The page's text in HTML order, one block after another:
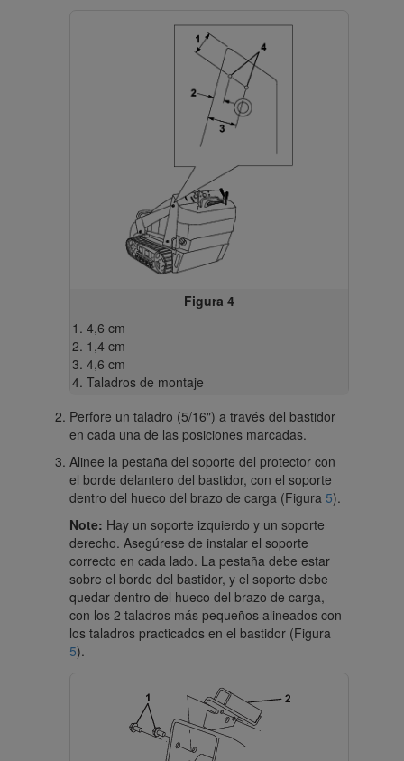
Figura 4
4,6 cm
1,4 cm
4,6 cm
Taladros de montaje
Perfore un taladro (5/16") a través del bastidor
en cada una de las posiciones marcadas.
Alinee la pestaña del soporte del protector con
el borde delantero del bastidor, con el soporte
dentro del hueco del brazo de carga (Figura5).
Note: Hay un soporte izquierdo y un soporte
derecho. Asegúrese de instalar el soporte
correcto en cada lado. La pestaña debe estar
sobre el borde del bastidor, y el soporte debe
quedar dentro del hueco del brazo de carga,
con los 2 taladros más pequeños alineados con
los taladros practicados en el bastidor (Figura
5).